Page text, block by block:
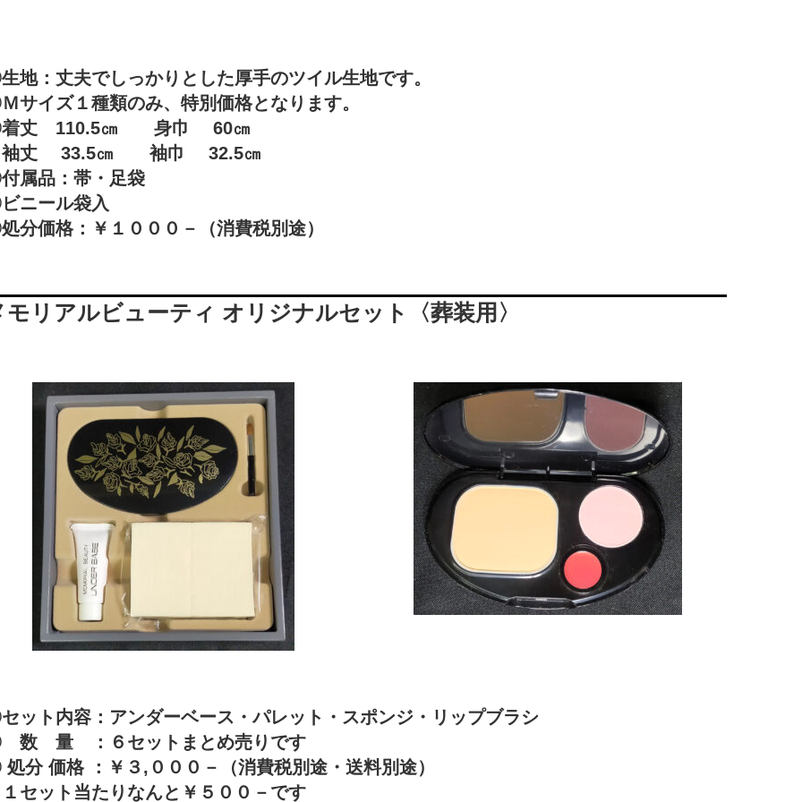
地：丈夫でしっかりとした厚手のツイル生地です。
サイズ１種類のみ、特別価格となります。
着丈 110.5㎝ 身巾 60㎝
丈 33.5㎝ 袖巾 32.5㎝
属品：帯・足袋
ニール袋入
分価格：￥１０００－（消費税別途）
モリアルビューティ オリジナルセット〈葬装用〉
ット内容：アンダーベース・パレット・スポンジ・リップブラシ
数 量 ：６セットまとめ売りです
処分 価格 ：￥３,０００－（消費税別途・送料別途）
ット当たりなんと￥５００－です